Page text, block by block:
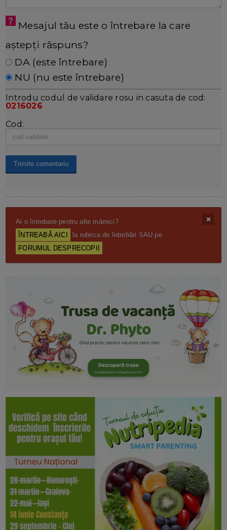
Mesajul tău este o întrebare la care
aștepți răspuns?
DA (este întrebare)
NU (nu este întrebare)
Introdu codul de validare rosu in casuta de cod:
0216026
Cod:
Ai o întrebare pentru alte mămici?
ÎNTREABĂ AICI
la rubrica de întrebări SAU pe
FORUMUL DESPRECOPII